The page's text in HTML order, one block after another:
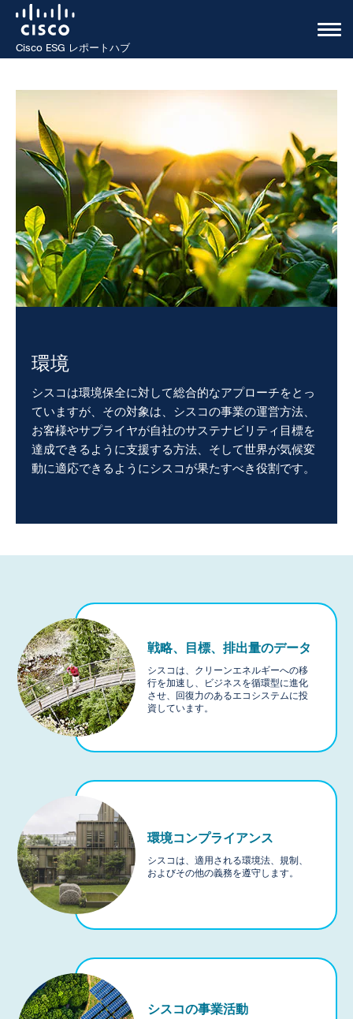
Cisco ESG レポートハブ
環境
シスコは環境保全に対して総合的なアプローチをとっ
ていますが、その対象は、シスコの事業の運営方法、
お客様やサプライヤが自社のサステナビリティ目標を
達成できるように支援する方法、そして世界が気候変
動に適応できるようにシスコが果たすべき役割です。
戦略、目標、排出量のデータ
シスコは、クリーンエネルギーへの移
行を加速し、ビジネスを循環型に進化
させ、回復力のあるエコシステムに投
資しています。
環境コンプライアンス
シスコは、適用される環境法、規制、
およびその他の義務を遵守します。
シスコの事業活動